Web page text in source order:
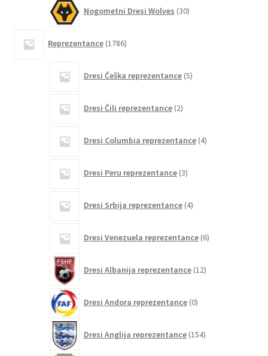
Nogometni Dresi Wolves 30izdelkov
Reprezentance 1786izdelkov
Dresi Češka reprezentance 5izdelkov
Dresi Čili reprezentance 2izdelka
Dresi Columbia reprezentance 4izdelki
Dresi Peru reprezentance 3izdelki
Dresi Srbija reprezentance 4izdelki
Dresi Venezuela reprezentance 6izdelkov
Dresi Albanija reprezentance 12izdelkov
Dresi Andora reprezentance 0izdelkov
Dresi Anglija reprezentance 154izdelkov